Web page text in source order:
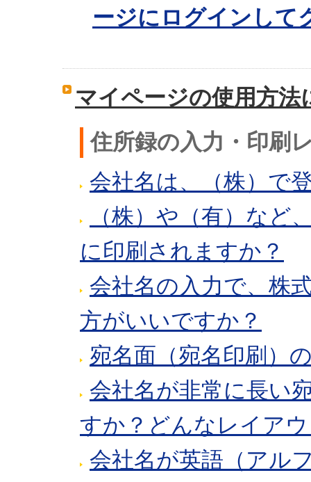
ージにログインして
マイページの使用方法
住所録の入力・印刷
会社名は、（株）で
（株）や（有）など
に印刷されますか？
会社名の入力で、株
方がいいですか？
宛名面（宛名印刷）
会社名が非常に長い
すか？どんなレイア
会社名が英語（アル